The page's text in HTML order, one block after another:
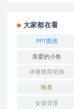
大家都在看
PPT图表
亲爱的小鱼
冰墩墩简笔画
唯美
女孩背景